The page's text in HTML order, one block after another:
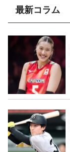
最新コラム